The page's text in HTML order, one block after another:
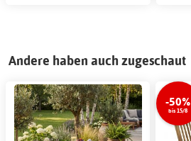
Andere haben auch zugeschaut
-50%
bis 15/8